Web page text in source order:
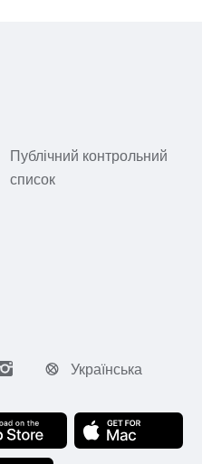
Публічний контрольний
список
Українська